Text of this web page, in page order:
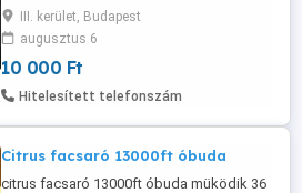
átvétel óbudán lakcimemen 36 50
1048272 36 20 9491288 posta kizárolag
előre fizetés után mpl
csomagautomatába + 3000ft
III. kerület, Budapest
augusztus 6
10 000 Ft
Hitelesített telefonszám
Citrus facsaró 13000ft óbuda
citrus facsaró 13000ft óbuda müködik 36